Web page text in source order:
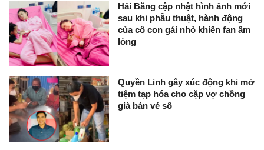
Hải Băng cập nhật hình ảnh mới
sau khi phẫu thuật, hành động
của cô con gái nhỏ khiến fan ấm
lòng
Quyền Linh gây xúc động khi mở
tiệm tạp hóa cho cặp vợ chồng
già bán vé số